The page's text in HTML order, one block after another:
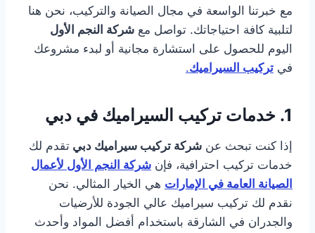
مع خبرتنا الواسعة في مجال الصيانة والتركيب، نحن هنا
لتلبية كافة احتياجاتك. تواصل مع شركة النجم الأول
اليوم للحصول على استشارة مجانية أو لبدء مشروعك
في تركيب السيراميك.
1. خدمات تركيب السيراميك في دبي
إذا كنت تبحث عن شركة تركيب سيراميك دبي تقدم لك
خدمات تركيب احترافية، فإن شركة النجم الأول لأعمال
الصيانة العامة في الإمارات هي الخيار المثالي. نحن
نقدم لك تركيب سيراميك عالي الجودة للأرضيات
والجدران في الشارقة باستخدام أفضل المواد وأحدث